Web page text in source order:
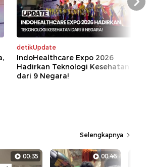
detikUpdate
IndoHealthcare Expo 2026
Hadirkan Teknologi Kesehatan
dari 9 Negara!
Next
Selengkapnya
00:35 00:46